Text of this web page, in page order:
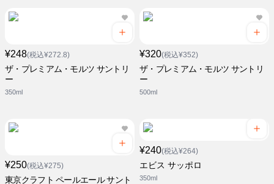
¥248(税込¥272.8)
ザ・プレミアム・モルツ サントリ
ー
350ml
¥320(税込¥352)
ザ・プレミアム・モルツ サントリ
ー
500ml
¥250(税込¥275)
東京クラフト ペールエール サント
¥240(税込¥264)
エビス サッポロ
350ml